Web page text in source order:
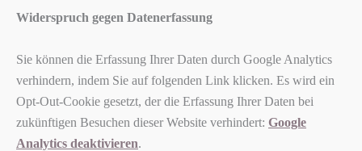
Widerspruch gegen Datenerfassung
Sie können die Erfassung Ihrer Daten durch Google Analytics
verhindern, indem Sie auf folgenden Link klicken. Es wird ein
Opt-Out-Cookie gesetzt, der die Erfassung Ihrer Daten bei
zukünftigen Besuchen dieser Website verhindert: Google
Analytics deaktivieren.